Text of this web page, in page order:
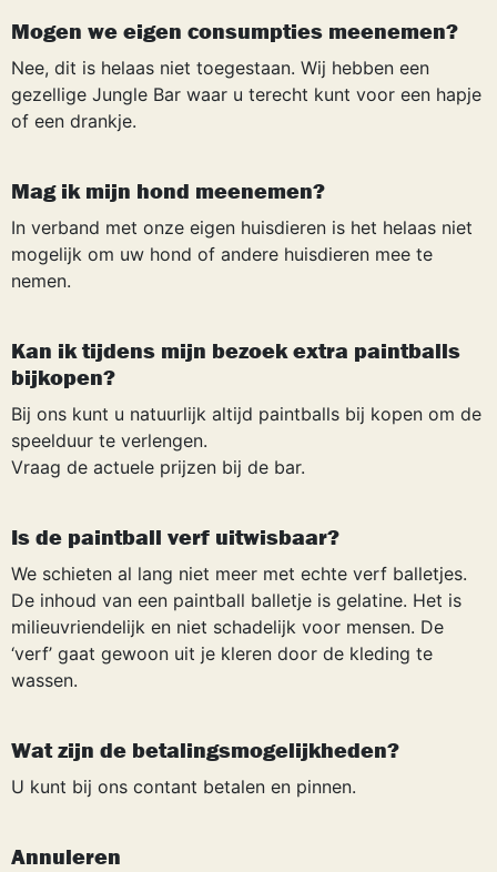
Mogen we eigen consumpties meenemen?
Nee, dit is helaas niet toegestaan. Wij hebben een
gezellige Jungle Bar waar u terecht kunt voor een hapje
of een drankje.
Mag ik mijn hond meenemen?
In verband met onze eigen huisdieren is het helaas niet
mogelijk om uw hond of andere huisdieren mee te
nemen.
Kan ik tijdens mijn bezoek extra paintballs
bijkopen?
Bij ons kunt u natuurlijk altijd paintballs bij kopen om de
speelduur te verlengen.
Vraag de actuele prijzen bij de bar.
Is de paintball verf uitwisbaar?
We schieten al lang niet meer met echte verf balletjes.
De inhoud van een paintball balletje is gelatine. Het is
milieuvriendelijk en niet schadelijk voor mensen. De
‘verf’ gaat gewoon uit je kleren door de kleding te
wassen.
Wat zijn de betalingsmogelijkheden?
U kunt bij ons contant betalen en pinnen.
Annuleren